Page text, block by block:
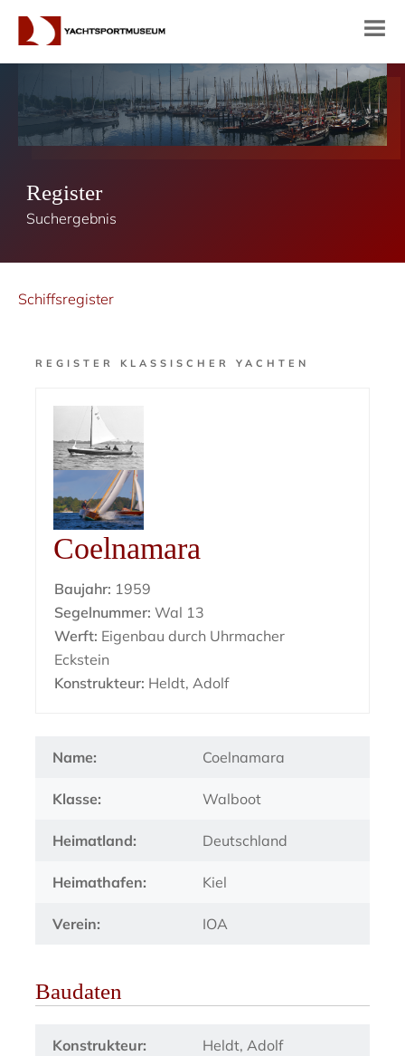
Register
Suchergebnis
Schiffsregister
REGISTER KLASSISCHER YACHTEN
Coelnamara
Baujahr: 1959
Segelnummer: Wal 13
Werft: Eigenbau durch Uhrmacher
Eckstein
Konstrukteur: Heldt, Adolf
Name: Coelnamara
Klasse: Walboot
Heimatland: Deutschland
Heimathafen: Kiel
Verein: IOA
Baudaten
Konstrukteur: Heldt, Adolf